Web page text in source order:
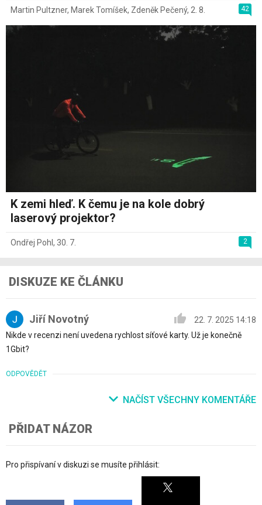
42
Martin Pultzner, Marek Tomíšek, Zdeněk Pečený, 2. 8.
K zemi hleď. K čemu je na kole dobrý
laserový projektor?
2
Ondřej Pohl , 30. 7.
DISKUZE KE ČLÁNKU
Jiří Novotný
22. 7. 2025 14:18
Nikde v recenzi není uvedena rychlost síťové karty. Už je konečně
1Gbit?
ODPOVĚDĚT
NAČÍST VŠECHNY KOMENTÁŘE
PŘIDAT NÁZOR
Pro přispívaní v diskuzi se musíte přihlásit: